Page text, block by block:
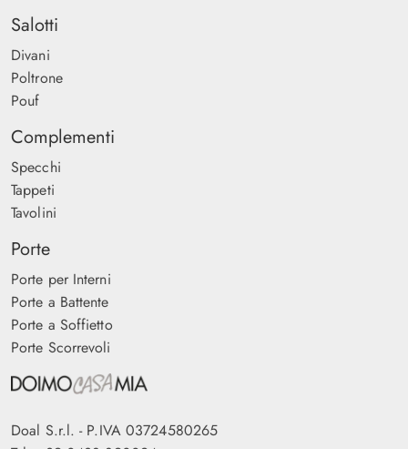
Salotti
Divani
Poltrone
Pouf
Complementi
Specchi
Tappeti
Tavolini
Porte
Porte per Interni
Porte a Battente
Porte a Soffietto
Porte Scorrevoli
Doal S.r.l. - P.IVA 03724580265